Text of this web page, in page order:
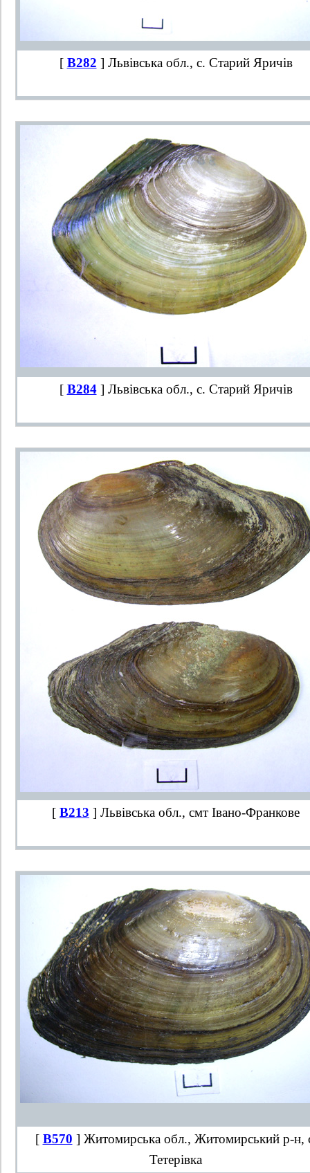
[ B282 ] Львівська обл., с. Старий Яричів
[ B284] Львівська обл., с. Старий Яричів
[ B213 ] Львівська обл., смт Івано-Франкове
[ B570 ] Житомирська обл., Житомирський р-н,
Тетерівка